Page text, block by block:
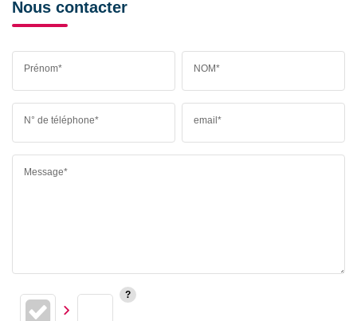
Nous contacter
Prénom* NOM*
N° de téléphone* email*
Message*